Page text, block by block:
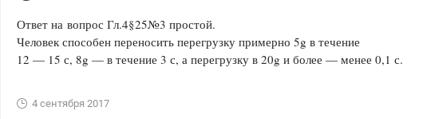
ответов
Ответ на вопрос Гл.4§25№3 простой.
Человек способен переносить перегрузку примерно 5g в течение
12 — 15 с, 8g — в течение 3 с, а перегрузку в 20g и более — менее 0,1 с.
4 сентября 2017